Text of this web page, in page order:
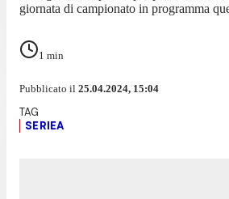
giornata di campionato in programma
1 min
Pubblicato il 25.04.2024, 15:04
SERIEA